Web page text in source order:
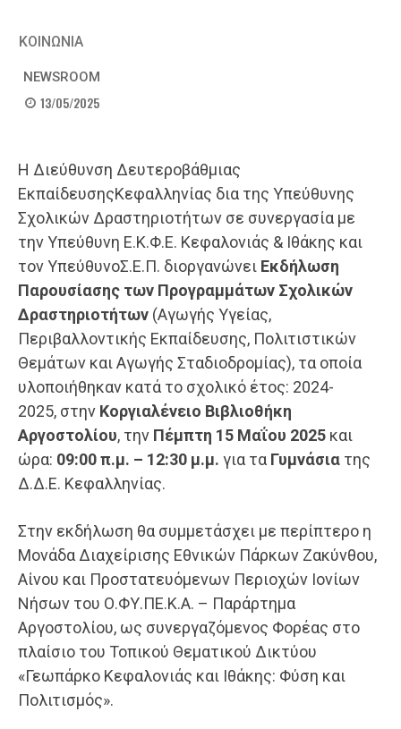
ΚΟΙΝΩΝΙΑ
NEWSROOM
13/05/2025
Η Διεύθυνση Δευτεροβάθμιας
ΕκπαίδευσηςΚεφαλληνίας δια της Υπεύθυνης
Σχολικών Δραστηριοτήτων σε συνεργασία με
την Υπεύθυνη Ε.Κ.Φ.Ε. Κεφαλονιάς & Ιθάκης και
τον ΥπεύθυνοΣ.Ε.Π. διοργανώνει Εκδήλωση
Παρουσίασης των Προγραμμάτων Σχολικών
Δραστηριοτήτων (Αγωγής Υγείας,
Περιβαλλοντικής Εκπαίδευσης, Πολιτιστικών
Θεμάτων και Αγωγής Σταδιοδρομίας), τα οποία
υλοποιήθηκαν κατά το σχολικό έτος: 2024-
2025, στην Κοργιαλένειο Βιβλιοθήκη
Αργοστολίου, την Πέμπτη 15 Μαΐου 2025 και
ώρα: 09:00 π.μ. – 12:30 μ.μ. για τα Γυμνάσια της
Δ.Δ.Ε. Κεφαλληνίας.
Στην εκδήλωση θα συμμετάσχει με περίπτερο η
Μονάδα Διαχείρισης Εθνικών Πάρκων Ζακύνθου,
Αίνου και Προστατευόμενων Περιοχών Ιονίων
Νήσων του Ο.ΦΥ.ΠΕ.Κ.Α. – Παράρτημα
Αργοστολίου, ως συνεργαζόμενος Φορέας στο
πλαίσιο του Τοπικού Θεματικού Δικτύου
«Γεωπάρκο Κεφαλονιάς και Ιθάκης: Φύση και
Πολιτισμός».